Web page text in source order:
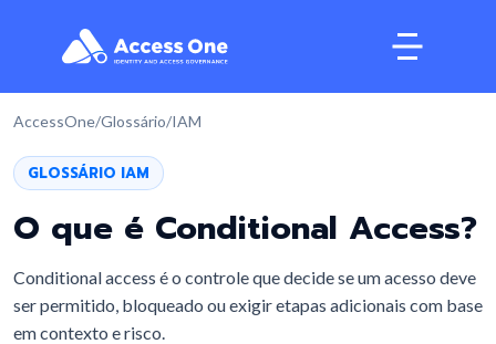
AccessOne/Glossário/IAM
GLOSSÁRIO IAM
O que é Conditional Access?
Conditional access é o controle que decide se um acesso deve
ser permitido, bloqueado ou exigir etapas adicionais com base
em contexto e risco.